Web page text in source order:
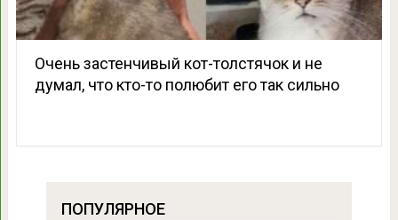
Очень застенчивый кот-толстячок и не
думал, что кто-то полюбит его так сильно
ПОПУЛЯРНОЕ